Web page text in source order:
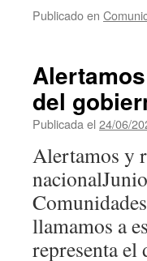
Publicado en
del
Publicada el 24/06/
Alertamos y
llamamos a
representa